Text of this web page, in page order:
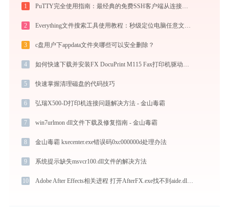
1 PuTTY完全使用指南：最经典的免费SSH客户端从连接到精通（2026最新）
2
3 c盘用户下appdata文件夹哪些可以安全删除？
4
5 快速掌握清理磁盘的代码技巧
6 弘瑞X500-D打印机连接问题解决方法 - 金山毒霸
7 win7urlmon dll文件下载及修复指南 - 金山毒霸
8 金山毒霸 kxecenter.exe错误码0xc000000d处理办法
9 系统提示缺失msvcr100.dll文件的解决方法
10 Adobe After Effects相关进程 打开AfterFX.exe找不到aide.dll怎么办